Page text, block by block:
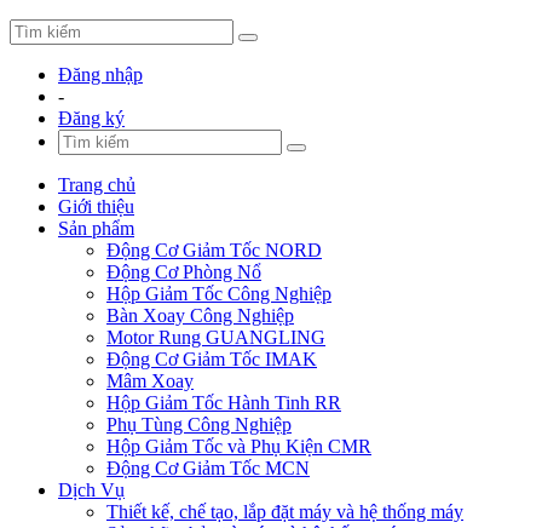
Đăng nhập
-
Đăng ký
Trang chủ
Giới thiệu
Sản phẩm
Động Cơ Giảm Tốc NORD
Động Cơ Phòng Nổ
Hộp Giảm Tốc Công Nghiệp
Bàn Xoay Công Nghiệp
Motor Rung GUANGLING
Động Cơ Giảm Tốc IMAK
Mâm Xoay
Hộp Giảm Tốc Hành Tinh RR
Phụ Tùng Công Nghiệp
Hộp Giảm Tốc và Phụ Kiện CMR
Động Cơ Giảm Tốc MCN
Dịch Vụ
Thiết kế, chế tạo, lắp đặt máy và hệ thống máy